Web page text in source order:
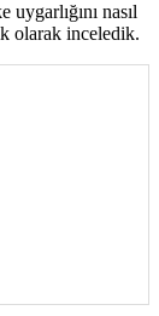
nasıl
olarak inceledik.